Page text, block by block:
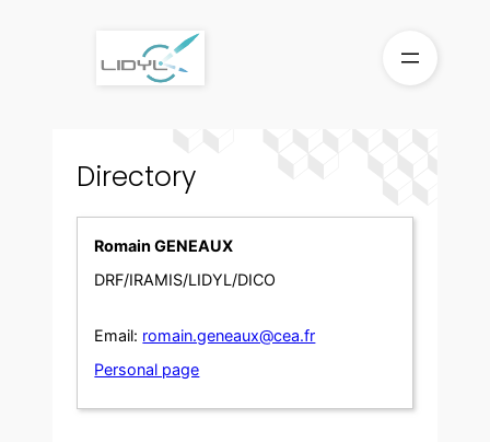
Directory
Romain GENEAUX
DRF/IRAMIS/LIDYL/DICO
Email: romain.geneaux@cea.fr
Personal page